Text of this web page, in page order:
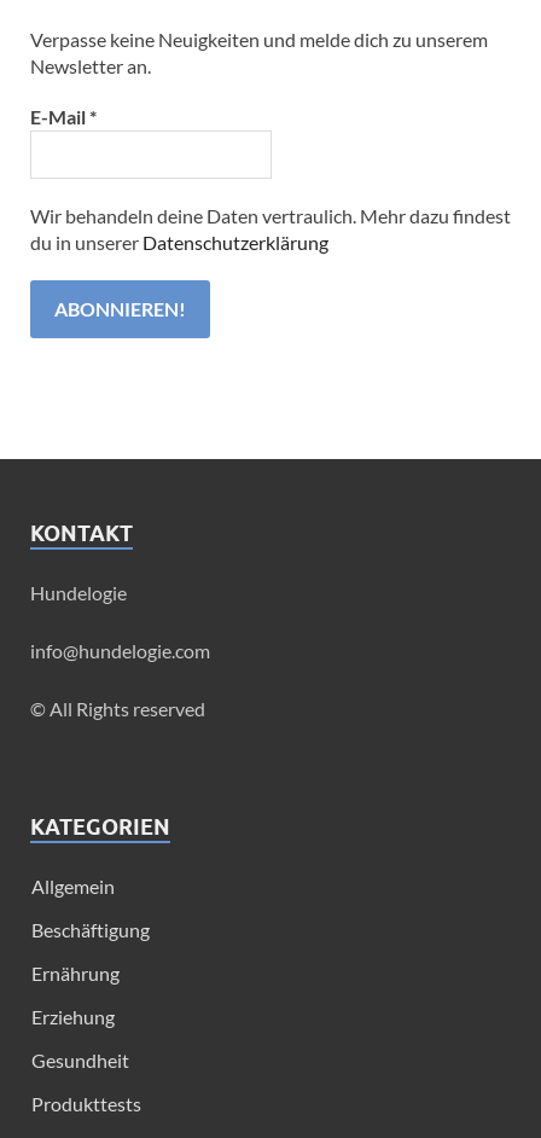
Verpasse keine Neuigkeiten und melde dich zu unserem
Newsletter an.
E-Mail*
Wir behandeln deine Daten vertraulich. Mehr dazu findest
du in unserer Datenschutzerklärung
KONTAKT
Hundelogie
info@hundelogie.com
© All Rights reserved
KATEGORIEN
Allgemein
Beschäftigung
Ernährung
Erziehung
Gesundheit
Produkttests